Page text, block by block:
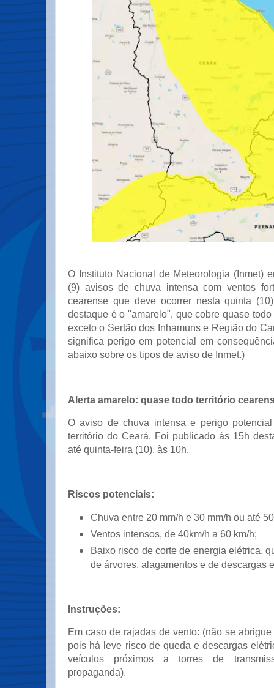
O Instituto Nacional de Meteorologia (Inmet)
(9) avisos de chuva intensa com ventos
cearense que deve ocorrer nesta quinta
destaque é o "amarelo", que cobre quase
exceto o Sertão dos Inhamuns e Região do
significa perigo em potencial em
abaixo sobre os tipos de aviso de Inmet.)
Alerta amarelo: quase todo território
O aviso de chuva intensa e perigo
território do Ceará. Foi publicado às 15h
até quinta-feira (10), às 10h.
Riscos potenciais:
Chuva entre 20 mm/h e 30 mm/h ou até
Ventos intensos, de 40km/h a 60 km/h;
Baixo risco de corte de energia elétrica,
de árvores, alagamentos e de descargas
Instruções:
Em caso de rajadas de vento: (não se
pois há leve risco de queda e descargas
veículos próximos a torres de
propaganda).